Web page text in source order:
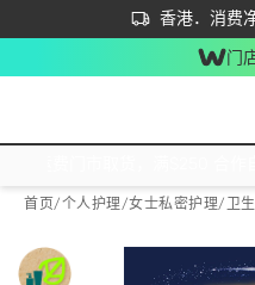
香港．消费
立即成为易
首次APP下单买满
门
首页/个人护理/女士私密护理/ 卫